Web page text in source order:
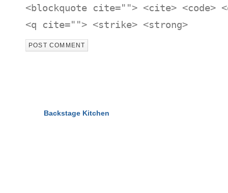
<blockquote cite=""> <cite> <code>
<q cite=""> <strike> <strong>
Backstage Kitchen